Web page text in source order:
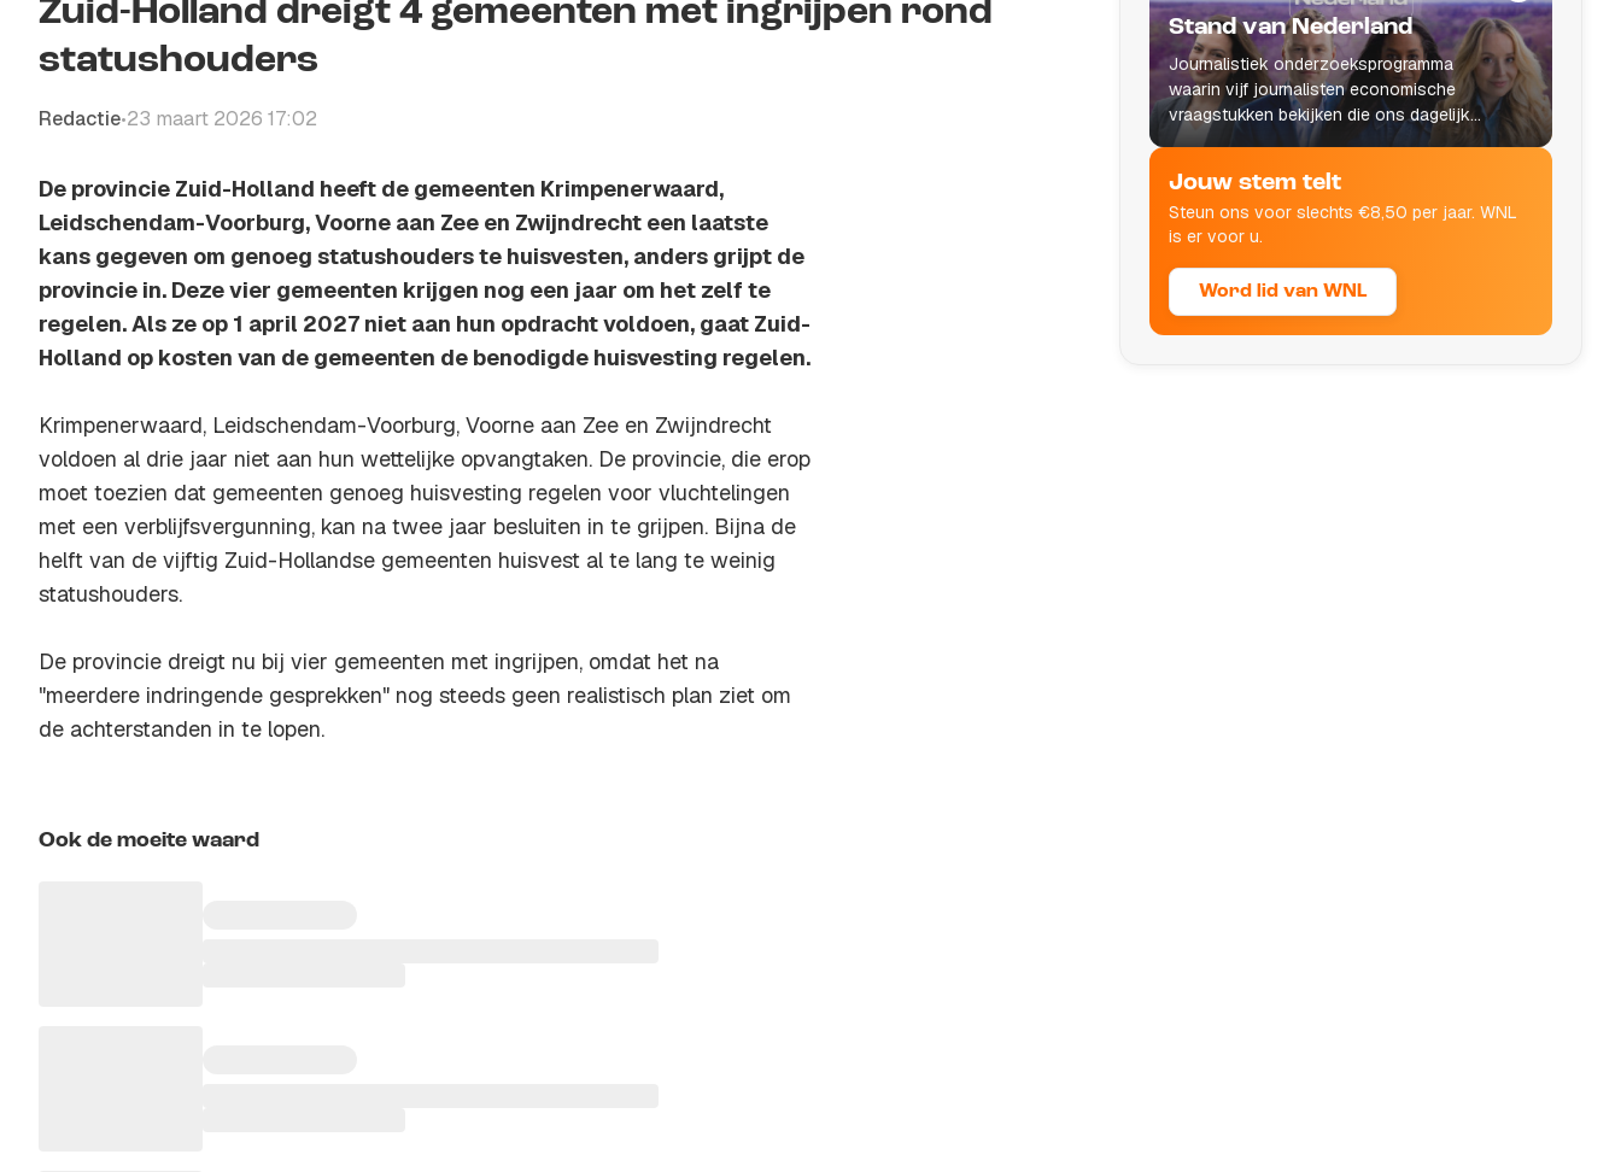
Zuid-Holland dreigt 4 gemeenten met ingrijpen rond
statushouders
Redactie•23 maart 2026 17:02
De provincie Zuid-Holland heeft de gemeenten Krimpenerwaard,
Leidschendam-Voorburg, Voorne aan Zee en Zwijndrecht een laatste
kans gegeven om genoeg statushouders te huisvesten, anders grijpt de
provincie in. Deze vier gemeenten krijgen nog een jaar om het zelf te
regelen. Als ze op 1 april 2027 niet aan hun opdracht voldoen, gaat Zuid-
Holland op kosten van de gemeenten de benodigde huisvesting regelen.
Krimpenerwaard, Leidschendam-Voorburg, Voorne aan Zee en Zwijndrecht
voldoen al drie jaar niet aan hun wettelijke opvangtaken. De provincie, die erop
moet toezien dat gemeenten genoeg huisvesting regelen voor vluchtelingen
met een verblijfsvergunning, kan na twee jaar besluiten in te grijpen. Bijna de
helft van de vijftig Zuid-Hollandse gemeenten huisvest al te lang te weinig
statushouders.
De provincie dreigt nu bij vier gemeenten met ingrijpen, omdat het na
"meerdere indringende gesprekken" nog steeds geen realistisch plan ziet om
de achterstanden in te lopen.
Ook de moeite waard
Stand van Nederland
Journalistiek onderzoeksprogramma
waarin vijf journalisten economische
vraagstukken bekijken die ons dagelijks
leven raken.
Jouw stem telt
Steun ons voor slechts €8,50 per jaar. WNL
is er voor u.
Word lid van WNL